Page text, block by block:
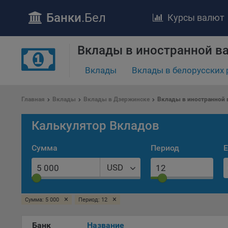
Банки.Бел Курсы валют
Вклады в иностранной
Вклады Вклады в белорусских
Главная Вклады Вклады в Дзержинске Вклады в иностранной
Калькулятор Вкладов
Сумма
USD
Период
Сумма: 5 000 × Период: 12 ×
Банк Название